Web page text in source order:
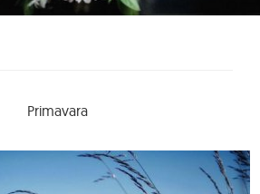
Primavara